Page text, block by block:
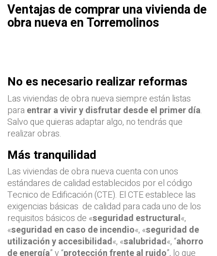
Ventajas de comprar una vivienda de
obra nueva en Torremolinos
No es necesario realizar reformas
Las viviendas de obra nueva siempre están listas
paraentrar a vivir y disfrutar desde el primer día.
Salvo que quieras adaptar algo, no tendrás que
realizar obras.
Más tranquilidad
Las viviendas de obra nueva cuenta con unos
estándares de calidad establecidos por el código
Tecnico de Edificación (CTE). El CTE establece las
exigencias básicas de calidad para cada uno de los
requisitos básicos de «seguridad estructural«,
«seguridad en caso de incendio«, «seguridad de
utilización y accesibilidad«, «salubridad«, “ahorro
de energía” y “protección frente al ruido”, lo que